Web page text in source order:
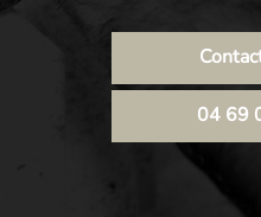
04 69